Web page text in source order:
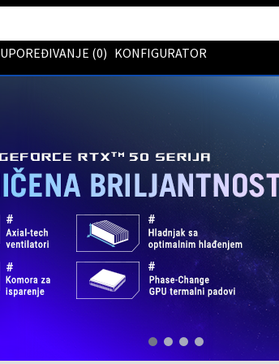
UPOREĐIVANJE (0) KONFIGURATOR